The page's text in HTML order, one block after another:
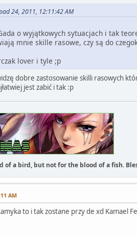
24, 2011, 12:11:42 AM
o wyjątkowych sytuacjach i tak
mnie skille rasowe, czy są do
lover i tyle ;p
dobre zastosowanie skilli rasowych
jest zabić i tak :p
of a bird, but not for the blood of a fish.
AM
to i tak zostane przy de xd Kamael